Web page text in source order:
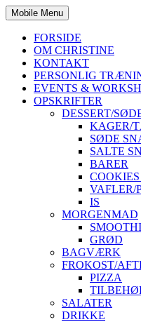
Mobile Menu
FORSIDE
OM CHRISTINE
KONTAKT
PERSONLIG
EVENTS &
OPSKRIFTER
DESSERT/
KAGER/
SØDE
SALTE
BARER
VAFLER/
IS
MORGENMAD
GRØD
BAGVÆRK
FROKOST/
PIZZA
SALATER
DRIKKE